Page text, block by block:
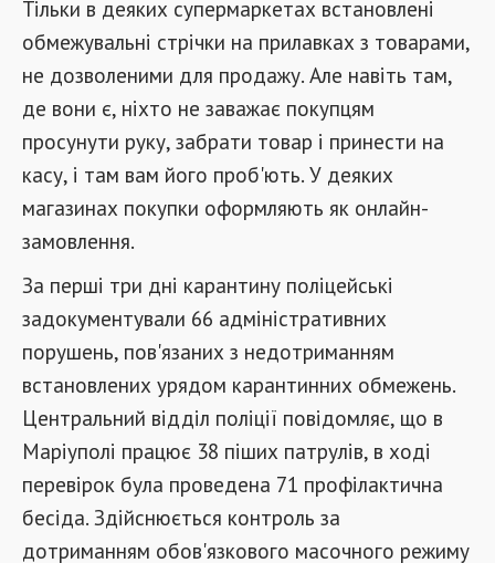
Тільки в деяких супермаркетах встановлені
обмежувальні стрічки на прилавках з товарами,
не дозволеними для продажу. Але навіть там,
де вони є, ніхто не заважає покупцям
просунути руку, забрати товар і принести на
касу, і там вам його проб'ють. У деяких
магазинах покупки оформляють як онлайн-
замовлення.
За перші три дні карантину поліцейські
задокументували 66 адміністративних
порушень, пов'язаних з недотриманням
встановлених урядом карантинних обмежень.
Центральний відділ поліції повідомляє, що в
Маріуполі працює 38 піших патрулів, в ході
перевірок була проведена 71 профілактична
бесіда. Здійснюється контроль за
дотриманням обов'язкового масочного режиму